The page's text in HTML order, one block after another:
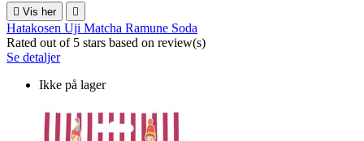
 Vis her 
Hatakosen Uji Matcha Ramune Soda
Rated out of 5 stars based on review(s)
Se detaljer
Ikke på lager